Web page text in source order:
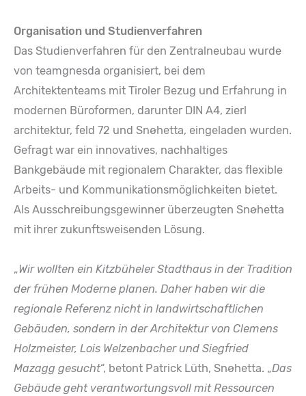
Organisation und Studienverfahren
Das Studienverfahren für den Zentralneubau wurde
von teamgnesda organisiert, bei dem
Architektenteams mit Tiroler Bezug und Erfahrung in
modernen Büroformen, darunter DIN A4, zierl
architektur, feld 72 und Snøhetta, eingeladen wurden.
Gefragt war ein innovatives, nachhaltiges
Bankgebäude mit regionalem Charakter, das flexible
Arbeits- und Kommunikationsmöglichkeiten bietet.
Als Ausschreibungsgewinner überzeugten Snøhetta
mit ihrer zukunftsweisenden Lösung.
„Wir wollten ein Kitzbüheler Stadthaus in der Tradition
der frühen Moderne planen. Daher haben wir die
regionale Referenz nicht in landwirtschaftlichen
Gebäuden, sondern in der Architektur von Clemens
Holzmeister, Lois Welzenbacher und Siegfried
Mazagg gesucht“, betont Patrick Lüth, Snøhetta. „Das
Gebäude geht verantwortungsvoll mit Ressourcen